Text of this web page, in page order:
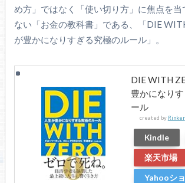
め方」ではなく「使い切り方」に焦点を当
ない「お金の教科書」である、「DIE
が豊かになりすぎる究極のルール」。
DIE WITH
豊かになり
ール
created by Rinker
Kindle
楽天市場
Yahooシ